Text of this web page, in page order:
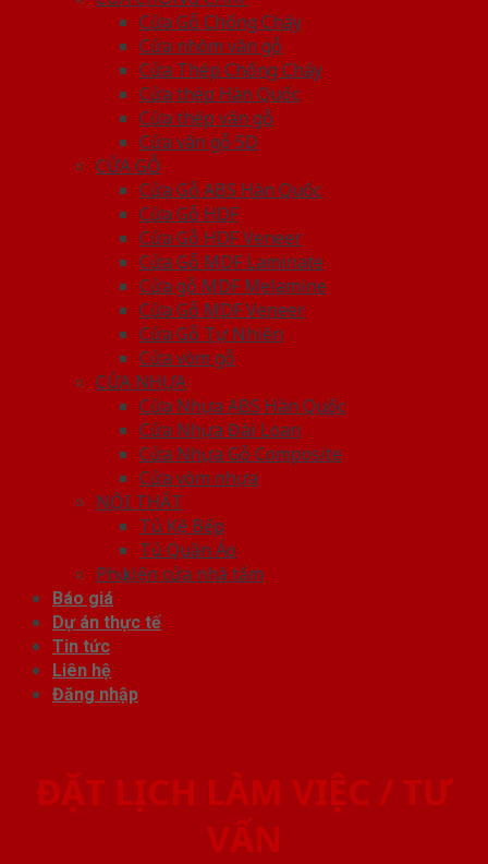
Cửa Gỗ Chống Cháy
Cửa nhôm vân gỗ
Cửa Thép Chống Cháy
Cửa thép Hàn Quốc
Cửa thép vân gỗ
Cửa vân gỗ 5D
CỬA GỖ
Cửa Gỗ ABS Hàn Quốc
Cửa Gỗ HDF
Cửa Gỗ HDF Veneer
Cửa Gỗ MDF Laminate
Cửa gỗ MDF Melamine
Cửa Gỗ MDF Veneer
Cửa Gỗ Tự Nhiên
Cửa vòm gỗ
CỬA NHỰA
Cửa Nhựa ABS Hàn Quốc
Cửa Nhựa Đài Loan
Cửa Nhựa Gỗ Composite
Cửa vòm nhựa
NỘI THẤT
Tủ Kệ Bếp
Tủ Quần Áo
Phụ kiện cửa nhà tắm
Báo giá
Dự án thực tế
Tin tức
Liên hệ
Đăng nhập
ĐẶT LỊCH LÀM VIỆC / TƯ
VẤN